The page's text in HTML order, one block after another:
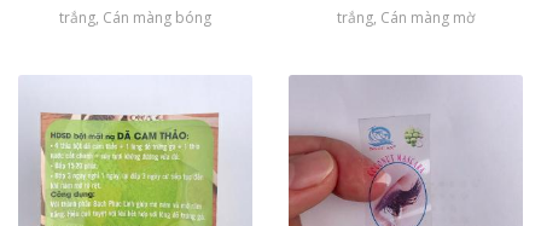
trắng, Cán màng bóng
trắng, Cán màng mờ